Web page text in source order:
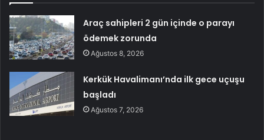
Araç sahipleri 2 gün içinde o parayı
ödemek zorunda
Ağustos 8, 2026
Kerkük Havalimanı’nda ilk gece uçuşu
başladı
Ağustos 7, 2026